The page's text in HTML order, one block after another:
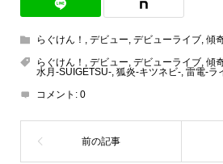
らぐけん！ , デビュー, デビューライブ, 傾
らぐけん！ , デビュー, デビューライブ, 傾
水月-SUIGETSU-, 狐炎-キツネビ-, 雷電-ラ
コメント: 0